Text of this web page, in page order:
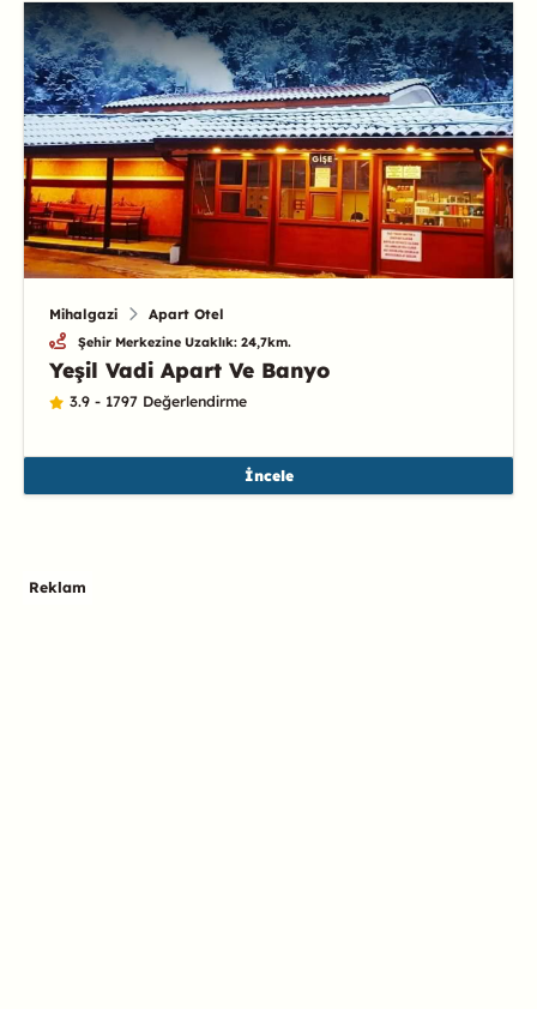
Mihalgazi Apart Otel
Şehir Merkezine Uzaklık: 24,7km.
Yeşil Vadi Apart Ve Banyo
3.9 - 1797 Değerlendirme
İncele
Reklam